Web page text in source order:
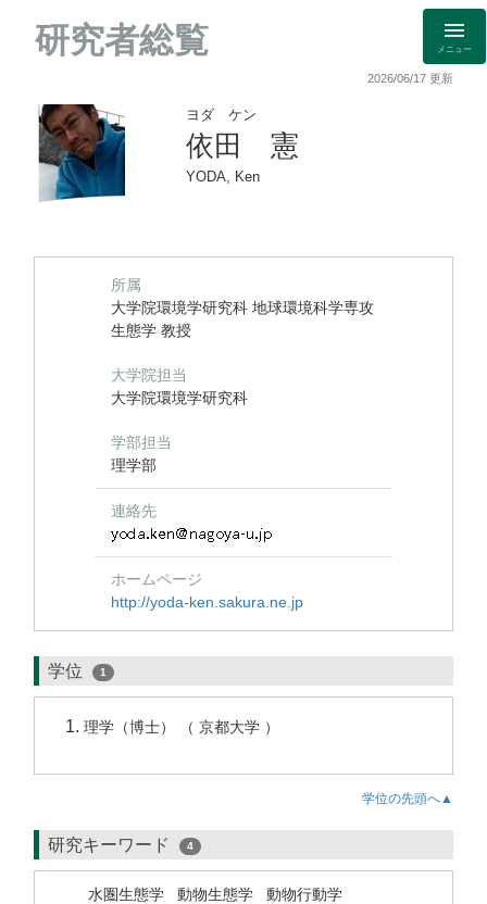
研究者総覧 メニュー
2026/06/17 更新
ヨダ ケン
依田 憲
YODA, Ken
所属
大学院環境学研究科 地球環境科学専攻
生態学 教授
大学院担当
大学院環境学研究科
学部担当
理学部
連絡先
ホームページ
http://yoda-ken.sakura.ne.jp
学位 1
理学（博士） （ 京都大学 ）
学位の先頭へ▲
研究キーワード 4
水圏生態学 動物生態学
動物行動学